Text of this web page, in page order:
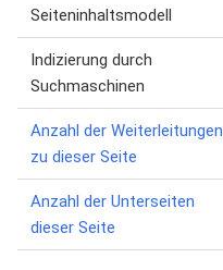
Seiteninhaltsmodell
Indizierung durch
Suchmaschinen
Anzahl der Weiterleitungen
zu dieser Seite
Anzahl der Unterseiten
dieser Seite